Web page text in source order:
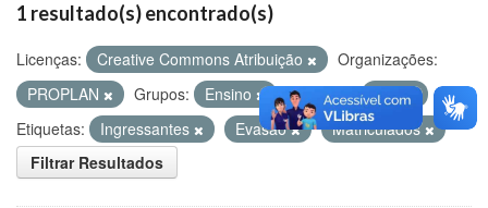
1 resultado(s) encontrado(s)
Licenças: Creative Commons Atribuição
Organizações:
PROPLAN
Grupos: Ensino Formatos:
PDF
Etiquetas:
Ingressantes Evasão
Matriculados
Filtrar Resultados